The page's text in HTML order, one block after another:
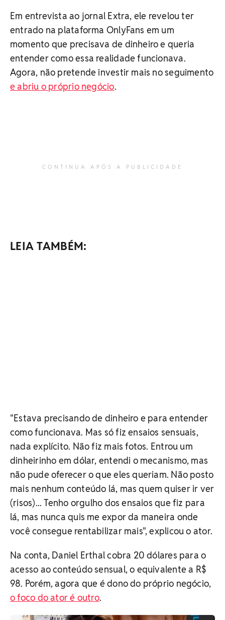
Em entrevista ao jornal Extra, ele revelou ter
entrado na plataforma OnlyFans em um
momento que precisava de dinheiro e queria
entender como essa realidade funcionava.
Agora, não pretende investir mais no seguimento
e abriu o próprio negócio.
CONTINUA APÓS A PUBLICIDADE
LEIA TAMBÉM:
"Estava precisando de dinheiro e para entender
como funcionava. Mas só fiz ensaios sensuais,
nada explícito. Não fiz mais fotos. Entrou um
dinheirinho em dólar, entendi o mecanismo, mas
não pude oferecer o que eles queriam. Não posto
mais nenhum conteúdo lá, mas quem quiser ir ver
(risos)... Tenho orgulho dos ensaios que fiz para
lá, mas nunca quis me expor da maneira onde
você consegue rentabilizar mais", explicou o ator.
Na conta, Daniel Erthal cobra 20 dólares para o
acesso ao conteúdo sensual, o equivalente a R$
98. Porém, agora que é dono do próprio negócio,
o foco do ator é outro.